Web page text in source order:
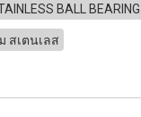
BALL BEARING
สเตนเลส